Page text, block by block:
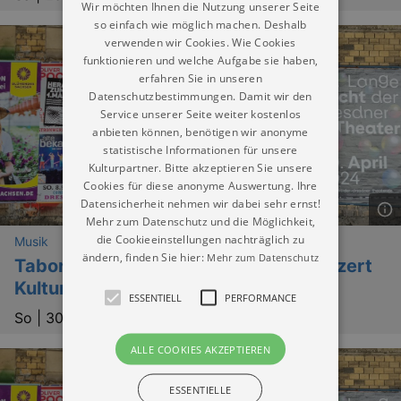
Musik
Taborkonzerte 2026 - Abschlusskonzert
Kultursommer Kleinzschocher
So | 30.08.2026 | 17:00
Wir möchten Ihnen die Nutzung unserer Seite
so einfach wie möglich machen. Deshalb
verwenden wir Cookies. Wie Cookies
funktionieren und welche Aufgabe sie haben,
erfahren Sie in unseren
Datenschutzbestimmungen. Damit wir den
Service unserer Seite weiter kostenlos
anbieten können, benötigen wir anonyme
statistische Informationen für unsere
Kulturpartner. Bitte akzeptieren Sie unsere
Cookies für diese anonyme Auswertung. Ihre
Datensicherheit nehmen wir dabei sehr ernst!
Mehr zum Datenschutz und die Möglichkeit,
die Cookieeinstellungen nachträglich zu
ändern, finden Sie hier: Mehr zum Datenschutz
ESSENTIELL PERFORMANCE
ALLE COOKIES AKZEPTIEREN
ESSENTIELLE